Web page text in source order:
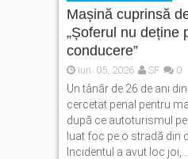
Ce
’90
vor
în
Mașină cuprinsă
„Șoferul nu deține
conducere”
iun. 05, 2026 SF 0
Un tânăr de 26 de ani
cercetat penal pentru
după ce autoturismul
luat foc pe o stradă din
Incidentul a avut loc joi,...